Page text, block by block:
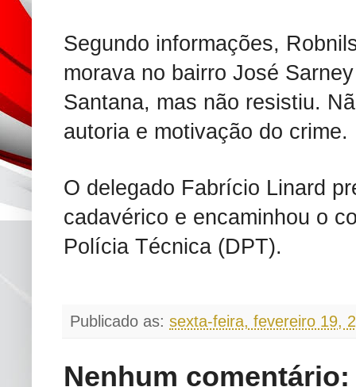
Segundo informações,
morava no bairro José
Santana, mas não resistiu.
autoria e motivação do crime.
O delegado Fabrício Linard
cadavérico e encaminhou o
Polícia Técnica (DPT).
Publicado as: sexta-feira, fevereiro 19,
Nenhum comentário: